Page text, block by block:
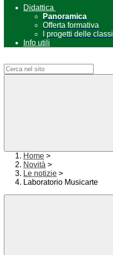
Didattica
Panoramica
Offerta formativa
I progetti delle classi
Info utili
Home >
Novità >
Le notizie >
Laboratorio Musicarte